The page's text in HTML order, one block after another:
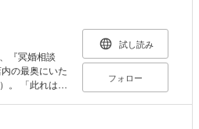
『冥婚相談
の最奥にいた
。 「此れは此
試し読み
フォロー